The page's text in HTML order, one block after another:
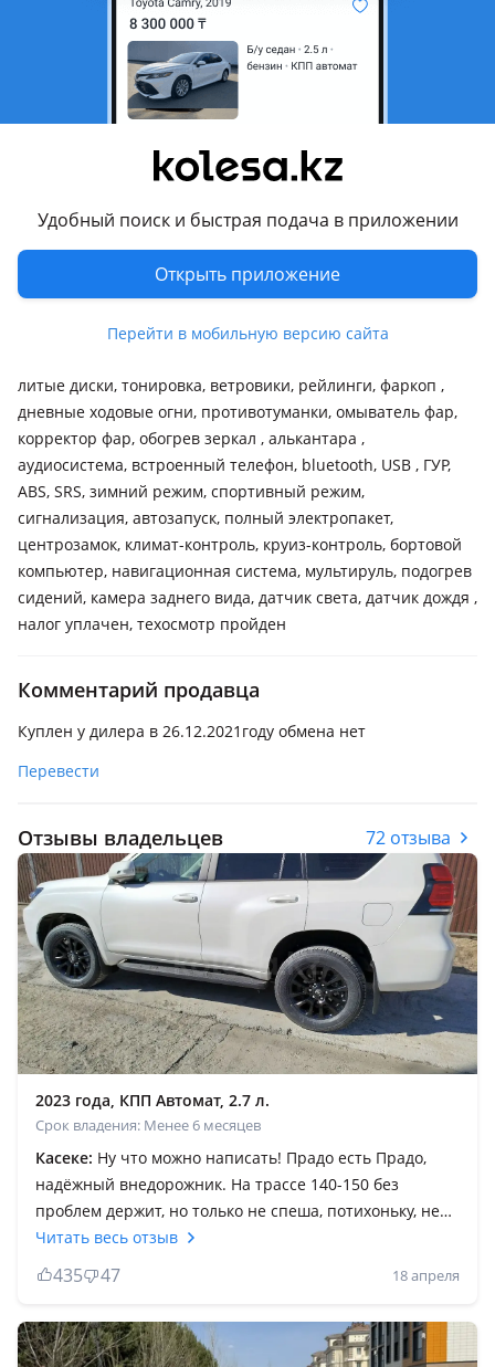
Удобный поиск и быстрая подача в приложении
Открыть приложение
Перейти в мобильную версию сайта
2020 - н.в. J150 [3-й
Внедорожник
Объем двигателя, л
90 000 км
Автомат
Привод
Полный привод
Руль
Слева
Цвет
серебристый металлик
Растаможен в Казахстане
литые диски, тонировка, ветровики, рейлинги, фаркоп ,
дневные ходовые огни, противотуманки, омыватель фар,
корректор фар, обогрев зеркал , алькантара ,
аудиосистема, встроенный телефон, bluetooth, USB , ГУР,
ABS, SRS, зимний режим, спортивный режим,
сигнализация, автозапуск, полный электропакет,
центрозамок, климат-контроль, круиз-контроль, бортовой
компьютер, навигационная система, мультируль, подогрев
сидений, камера заднего вида, датчик света, датчик дождя ,
налог уплачен, техосмотр пройден
Комментарий продавца
Куплен у дилера в 26.12.2021году обмена нет
Перевести
Отзывы владельцев 72 отзыва
2023 года, КПП Автомат, 2.7 л.
Срок владения: Менее 6 месяцев
Касеке: Ну что можно написать! Прадо есть Прадо,
надёжный внедорожник. На трассе 140-150 без
проблем держит, но только не спеша, потихоньку, не
надо дрифтовать, не газовать. Если Вы любите
погонять, то тогда Прадо не покупайте. Купите Камри,
лёгкая, маневренная, скоростная, экономичная. На
Праде чувствуешь себя в безопасности, потому что
она рамная, семейная машина, обзор отличный.
Читать весь отзыв
435 47 18 апреля